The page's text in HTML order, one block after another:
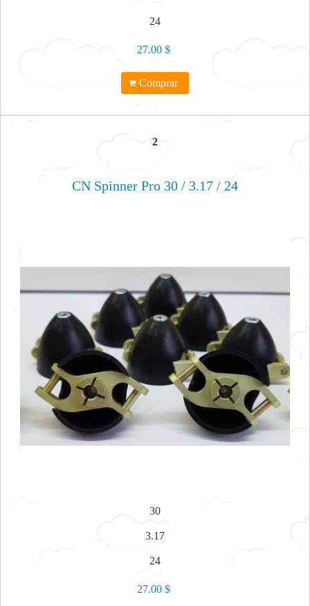
24
27.00 $
Comprar
2
CN Spinner Pro 30 / 3.17 / 24
30
3.17
24
27.00 $